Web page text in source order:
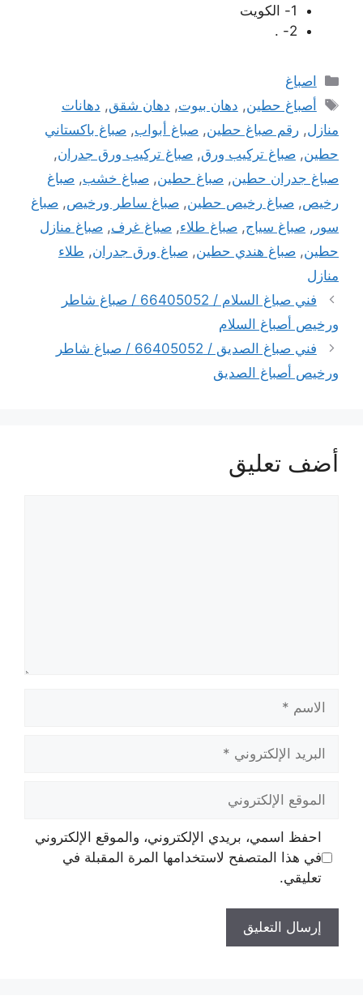
1- الكويت
2- .
التصنيفات
اصباغ
الوسوم
أصباغ حطين, دهان بيوت, دهان شقق, دهانات
منازل, رقم صباغ حطين, صباغ أبواب, صباغ باكستاني
حطين, صباغ تركيب ورق, صباغ تركيب ورق جدران,
صباغ جدران حطين, صباغ حطين, صباغ خشب, صباغ
رخيص, صباغ رخيص حطين, صباغ ساطر ورخيص, صباغ
سور , صباغ سياج, صباغ طلاء, صباغ غرف, صباغ منازل
حطين, صباغ هندي حطين, صباغ ورق جدران, طلاء
منازل
فني صباغ السلام / 66405052 / صباغ شاطر
ورخيص أصباغ السلام
فني صباغ الصديق / 66405052 / صباغ شاطر
ورخيص أصباغ الصديق
أضف تعليق
الإلكتروني
الإلكتروني
احفظ اسمي، بريدي الإلكتروني، والموقع الإلكتروني
في هذا المتصفح لاستخدامها المرة المقبلة في
تعليقي.